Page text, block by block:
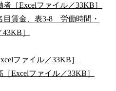
［Excelファイル／33KB］
賃金、表3-8 労働時間・
］
ファイル／33KB］
Excelファイル／33KB］